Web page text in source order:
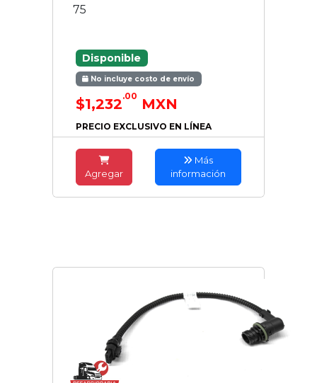
75
Disponible
No incluye costo de envío
$1,232.00 MXN
PRECIO EXCLUSIVO EN LÍNEA
Agregar
Más
información